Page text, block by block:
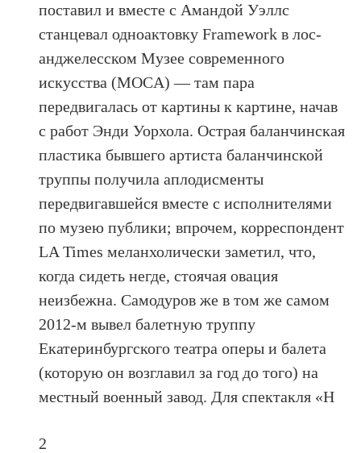
поставил и вместе с Амандой Уэллс
станцевал одноактовку Framework в лос-
анджелесском Музее современного
искусства (MOCA) — там пара
передвигалась от картины к картине, начав
с работ Энди Уорхола. Острая баланчинская
пластика бывшего артиста баланчинской
труппы получила аплодисменты
передвигавшейся вместе с исполнителями
по музею публики; впрочем, корреспондент
LA Times меланхолически заметил, что,
когда сидеть негде, стоячая овация
неизбежна. Самодуров же в том же самом
2012-м вывел балетную труппу
Екатеринбургского театра оперы и балета
(которую он возглавил за год до того) на
местный военный завод. Для спектакля «H
2